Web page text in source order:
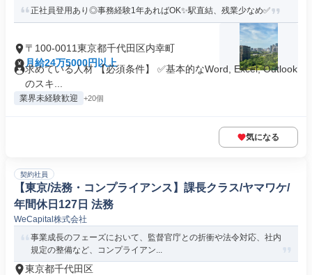
正社員登用あり◎事務経験1年あればOK✨駅直結、残業少なめ✅
〒100-0011東京都千代田区内幸町
月給24万5000円以上
求めている人材 【必須条件】 ✅基本的なWord, Excel, Outlook
のスキ...
業界未経験歓迎 +20個
気になる
契約社員
【東京/法務・コンプライアンス】課長クラス/ヤマワケ/
年間休日127日 法務
WeCapital株式会社
事業成長のフェーズにおいて、監督官庁との折衝や法令対応、社内
規定の整備など、コンプライアン...
東京都千代田区